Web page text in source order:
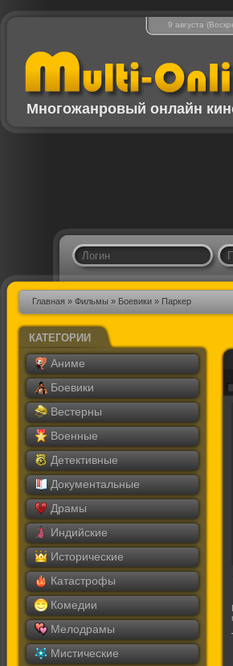
9 августа
Многожанровый онлайн
Главная » Фильмы » Боевики » Паркер
КАТЕГОРИИ
Аниме
Боевики
Вестерны
Военные
Детективные
Документальные
Драмы
Индийские
Исторические
Катастрофы
Комедии
Мелодрамы
Мистические